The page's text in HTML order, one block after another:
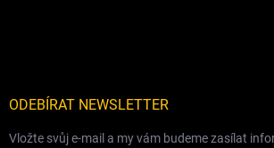
ODEBÍRAT NEWSLETTER
Vložte svůj e-mail a my vám budeme zasílat